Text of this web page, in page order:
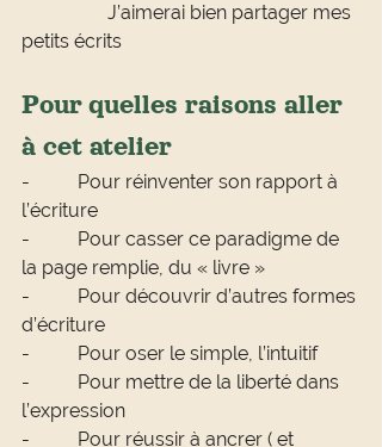
                  J’aimerai bien partager mes
petits écrits
Pour quelles raisons aller
à cet atelier
-          Pour réinventer son rapport à
l’écriture
-          Pour casser ce paradigme de
la page remplie, du « livre »
-          Pour découvrir d’autres formes
d’écriture
-          Pour oser le simple, l’intuitif
-          Pour mettre de la liberté dans
l’expression
-          Pour réussir à ancrer ( et